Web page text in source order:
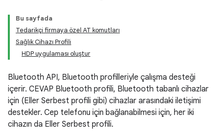
Bu sayfada
Tedarikçi firmaya özel AT komutları
Sağlık Cihazı Profili
HDP uygulaması oluştur
Bluetooth API, Bluetooth profilleriyle çalışma desteği
içerir. CEVAP Bluetooth profili, Bluetooth tabanlı cihazlar
için (Eller Serbest profili gibi) cihazlar arasındaki iletişimi
destekler. Cep telefonu için bağlanabilmesi için, her iki
cihazın da Eller Serbest profili.